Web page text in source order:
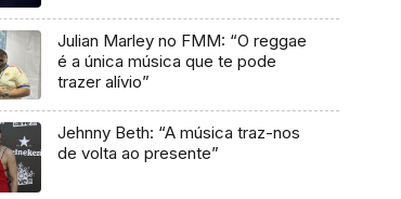
Julian Marley no FMM: “O reggae
é a única música que te pode
trazer alívio”
Jehnny Beth: “A música traz-nos
de volta ao presente”